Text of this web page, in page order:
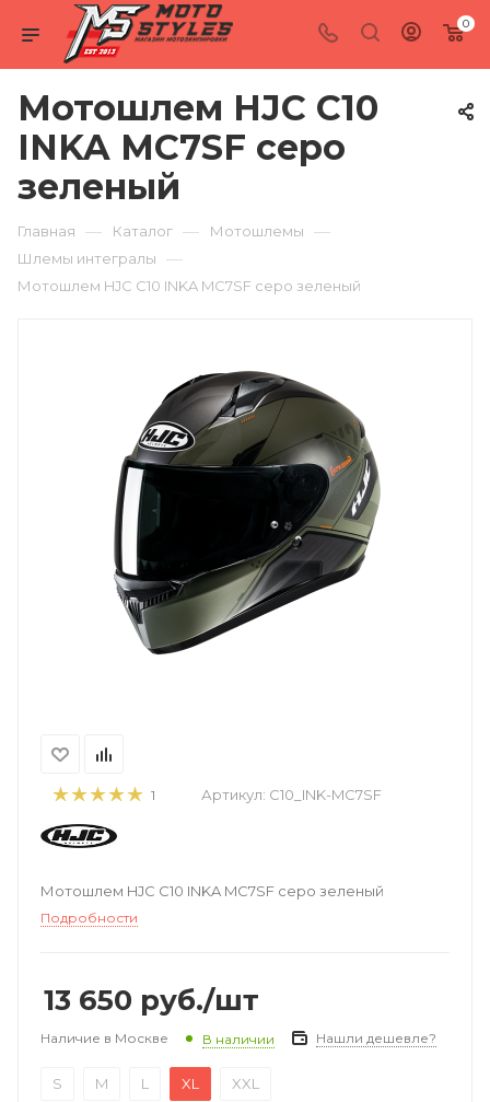
0
Мотошлем HJC C10
INKA MC7SF серо
зеленый
Главная — Каталог — Мотошлемы —
Шлемы интегралы —
Мотошлем HJC C10 INKA MC7SF серо зеленый
1 Артикул: C10_INK-MC7SF
Мотошлем HJC C10 INKA MC7SF серо зеленый
Подробности
13 650 руб./шт
Наличие в Москве В наличии Нашли дешевле?
S M L XL XXL